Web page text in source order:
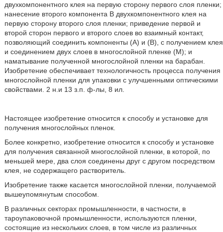
двухкомпонентного клея на первую сторону первого слоя пленки;
нанесение второго компонента В двухкомпонентного клея на
первую сторону второго слоя пленки; приведение первой и
второй сторон первого и второго слоев во взаимный контакт,
позволяющий соединить компоненты (А) и (В), с получением клея
и соединением двух слоев в многослойной пленке (М); и
наматывание полученной многослойной пленки на барабан.
Изобретение обеспечивает технологичность процесса получения
многослойной пленки для упаковки с улучшенными оптическими
свойствами. 2 н.и 13 з.п. ф-лы, 8 ил.
Настоящее изобретение относится к способу и установке для
получения многослойных пленок.
Более конкретно, изобретение относится к способу и установке
для получения связанной многослойной пленки, в которой, по
меньшей мере, два слоя соединены друг с другом посредством
клея, не содержащего растворитель.
Изобретение также касается многослойной пленки, получаемой
вышеупомянутым способом.
В различных секторах промышленности, в частности, в
тароупаковочной промышленности, используются пленки,
состоящие из нескольких слоев, в том числе из различных